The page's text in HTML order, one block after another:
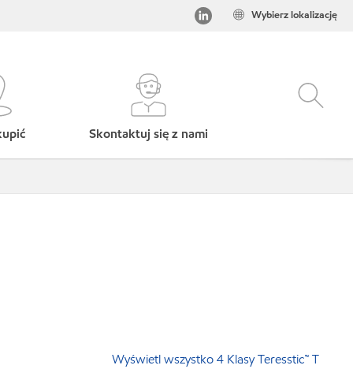
Wybierz lokalizację
Skontaktuj się z nami
Wyświetl wszystko 4 Klasy Teresstic™ T